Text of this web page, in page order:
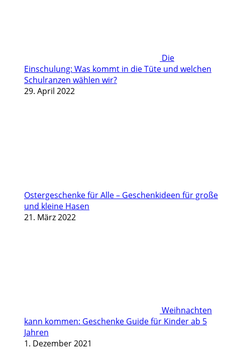
Die
Einschulung: Was kommt in die Tüte und welchen
Schulranzen wählen wir?
29. April 2022
Ostergeschenke für Alle – Geschenkideen für große
und kleine Hasen
21. März 2022
Weihnachten
kann kommen: Geschenke Guide für Kinder ab 5
Jahren
1. Dezember 2021